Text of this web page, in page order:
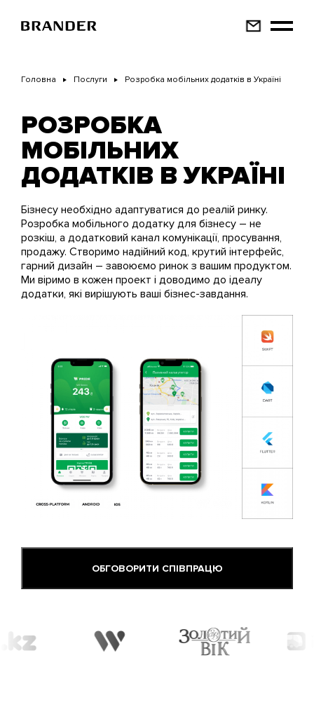
основного
Головна Послуги Розробка мобільних додатків в Україні
РОЗРОБКА
МОБІЛЬНИХ
ДОДАТКІВ В УКРАЇНІ
Бізнесу необхідно адаптуватися до реалій ринку.
Розробка мобільного додатку для бізнесу – не
розкіш, а додатковий канал комунікації, просування,
продажу. Створимо надійний код, крутий інтерфейс,
гарний дизайн – завоюємо ринок з вашим продуктом.
Ми віримо в кожен проект і доводимо до ідеалу
додатки, які вирішують ваші бізнес-завдання.
ОБГОВОРИТИ СПІВПРАЦЮ